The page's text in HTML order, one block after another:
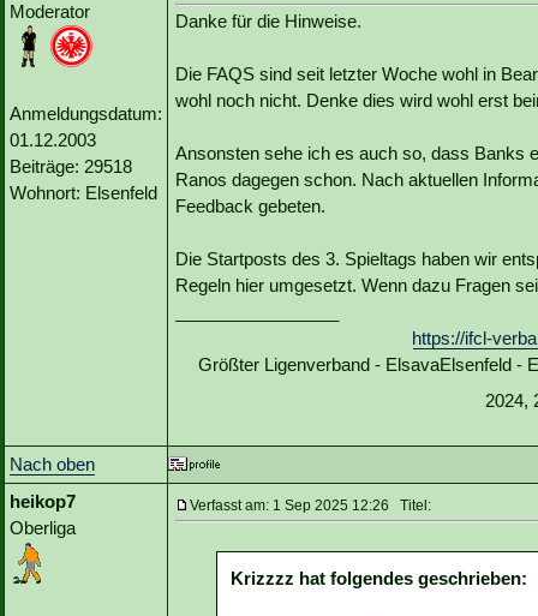
Moderator
Anmeldungsdatum:
01.12.2003
Beiträge: 29518
Wohnort: Elsenfeld
Danke für die Hinweise.
Die FAQS sind seit letzter Woche wohl in
wohl noch nicht. Denke dies wird wohl erst
Ansonsten sehe ich es auch so, dass Banks
Ranos dagegen schon. Nach aktuellen
Feedback gebeten.
Die Startposts des 3. Spieltags haben wir
Regeln hier umgesetzt. Wenn dazu Fragen
https://ifcl-
Größter Ligenverband - ElsavaElsenfeld -
2024,
Nach oben
heikop7
Oberliga
Verfasst am: 1 Sep 2025 12:26 Titel:
Krizzzz hat folgendes geschrieben: